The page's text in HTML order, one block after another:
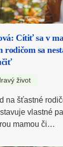
Cítiť sa v
rodičom sa
život
na šťastné
vlastné
mamou či…